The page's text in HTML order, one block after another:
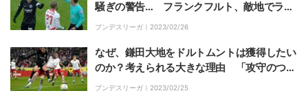
騒ぎの警告… フランクフルト、敵地でライ
プツィヒに手痛い敗戦
ブンデスリーガ｜ 2023/02/26
なぜ、鎌田大地をドルトムントは獲得したい
のか？考えられる大きな理由 「攻守のつな
ぎ役」として中盤を操れるか
ブンデスリーガ｜ 2023/02/25